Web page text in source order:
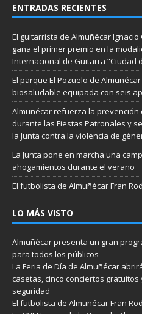
ENTRADAS RECIENTES
El guitarrista de Almuñécar
gana el primer premio en la
Internacional de Guitarra “Ciudad
El parque El Pozuelo de
biosaludable equipada con seis
Almuñécar refuerza la
durante las Fiestas Patronales y
la Junta contra la violencia de
La Junta pone en marcha una
ahogamientos durante el verano
El futbolista de Almuñécar Fran
LO MÁS VISTO
Almuñécar presenta un gran
para todos los públicos
La Feria de Día de Almuñécar
casetas, cinco conciertos
seguridad
El futbolista de Almuñécar Fran